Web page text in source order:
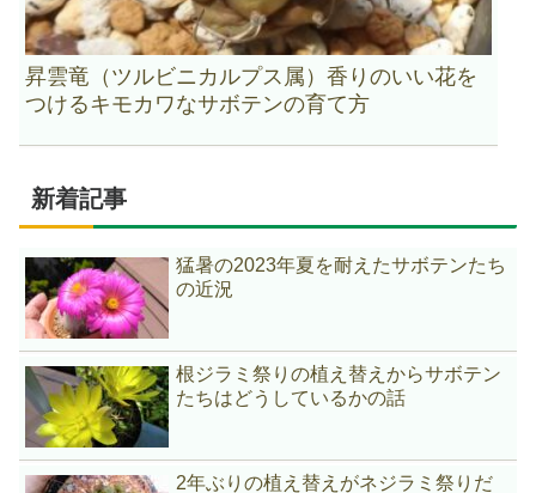
昇雲竜（ツルビニカルプス属）香りのいい花を
つけるキモカワなサボテンの育て方
新着記事
猛暑の2023年夏を耐えたサボテンたち
の近況
根ジラミ祭りの植え替えからサボテン
たちはどうしているかの話
2年ぶりの植え替えがネジラミ祭りだ